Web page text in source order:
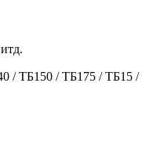
/ ТБ150 / ТБ175 /